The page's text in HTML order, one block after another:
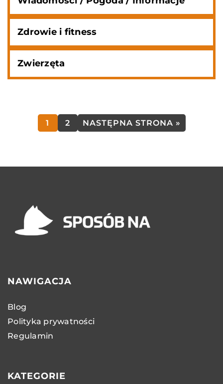
Zdrowie i fitness
Zwierzęta
1 2 NASTĘPNA STRONA »
NAWIGACJA
Blog
Polityka prywatności
Regulamin
KATEGORIE